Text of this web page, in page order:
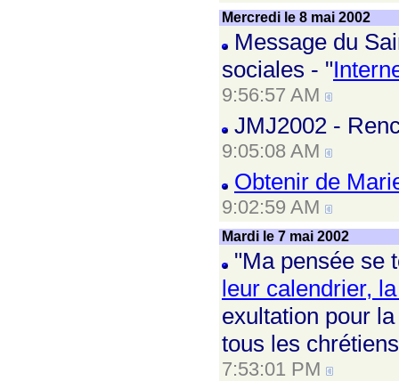
Mercredi le 8 mai 2002
Message du
sociales - "
9:56:57 AM
JMJ2002 -
9:05:08 AM
Obtenir de
9:02:59 AM
Mardi le 7 mai 2002
"Ma pensée se
leur calendrier,
exultation pour
tous les
7:53:01 PM